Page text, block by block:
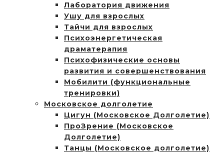
Лаборатория движения
Ушу для взрослых
Тайчи для взрослых
Психоэнергетическая
драматерапия
Психофизические основы
развития и совершенствования
Мобилити (функциональные
тренировки)
Московское долголетие
Цигун (Московское Долголетие)
ПроЗрение (Московское
Долголетие)
Танцы (Московское долголетие)